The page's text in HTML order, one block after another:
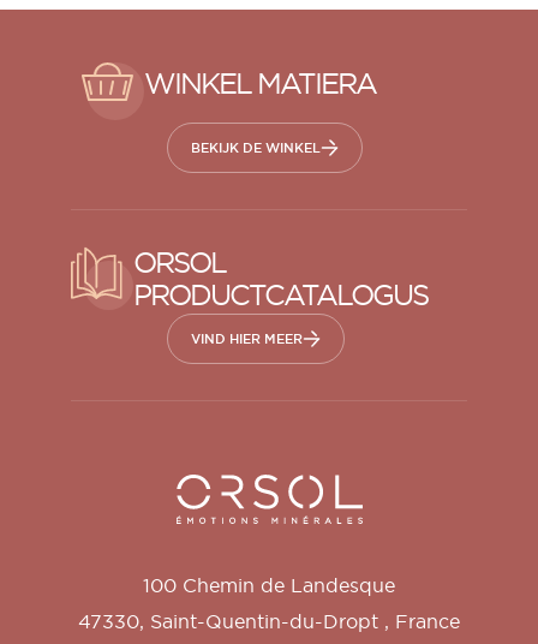
WINKEL MATIERA
BEKIJK DE WINKEL
ORSOL
PRODUCTCATALOGUS
VIND HIER MEER
Orsol S.A.
100 Chemin de Landesque
47330, Saint-Quentin-du-Dropt , France